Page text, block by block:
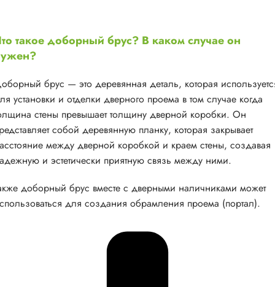
такое доборный брус? В каком случае он
брус — это деревянная деталь, которая
установки и отделки дверного проема в том случае когда
стены превышает толщину дверной коробки. Он
собой деревянную планку, которая закрывает
между дверной коробкой и краем стены, создавая
и эстетически приятную связь между ними.
доборный брус вместе с дверными наличниками может
для создания обрамления проема (портал).